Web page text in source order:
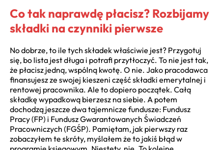
Co tak naprawdę płacisz? Rozbijamy
składki na czynniki pierwsze
No dobrze, to ile tych składek właściwie jest? Przygotuj
się, bo lista jest długa i potrafi przytłoczyć. To nie jest tak,
że płacisz jedną, wspólną kwotę. O nie. Jako pracodawca
finansujesz ze swojej kieszeni część składki emerytalnej i
rentowej pracownika. Ale to dopiero początek. Całą
składkę wypadkową bierzesz na siebie. A potem
dochodzą jeszcze dwa tajemnicze fundusze: Fundusz
Pracy (FP) i Fundusz Gwarantowanych Świadczeń
Pracowniczych (FGŚP). Pamiętam, jak pierwszy raz
zobaczyłem te skróty, myślałem że to jakiś błąd w